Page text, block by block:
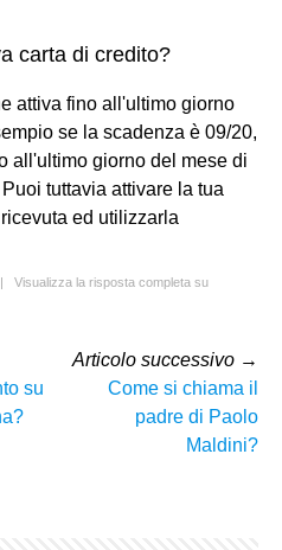
carta di credito?
attiva fino all'ultimo giorno
se la scadenza è 09/20,
all'ultimo giorno del mese di
tuttavia attivare la tua
ed utilizzarla
Visualizza la risposta completa su
su
Articolo successivo →
Come si chiama il
padre di Paolo
Maldini?